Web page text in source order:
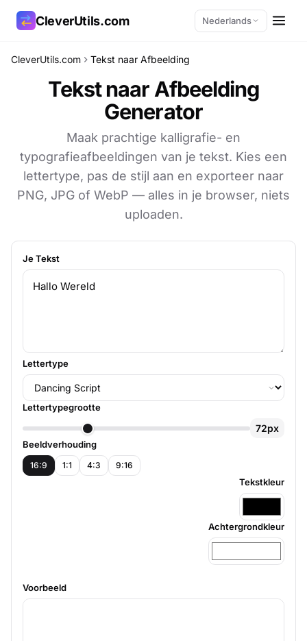
CleverUtils.com Nederlands
CleverUtils.com Tekst naar Afbeelding
Tekst naar Afbeelding
Generator
Maak prachtige kalligrafie- en
typografieafbeeldingen van je tekst. Kies een
lettertype, pas de stijl aan en exporteer naar
PNG, JPG of WebP — alles in je browser, niets
uploaden.
Je Tekst
Lettertype
Lettertypegrootte
72px
Beeldverhouding
16:9 1:1 4:3 9:16
Tekstkleur
Achtergrondkleur
Voorbeeld
Link kopiëren